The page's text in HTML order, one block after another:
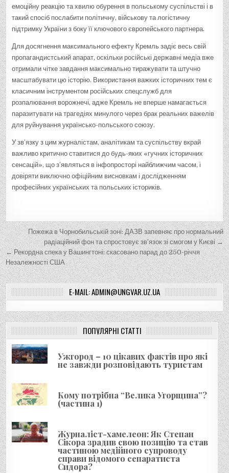
емоційну реакцію та хвилю обурення в польському суспільстві і в
такий спосіб послабити політичну, військову та логістичну
підтримку України з боку її ключового європейського партнера.
Для досягнення максимального ефекту Кремль задіє весь свій
пропагандистський апарат, оскільки російські державні медіа вже
отримали чітке завдання максимально тиражувати та штучно
масштабувати цю історію. Використання важких історичних тем є
класичним інструментом російських спецслужб для
розпалювання ворожнечі, адже Кремль не вперше намагається
паразитувати на трагедіях минулого через брак реальних важелів
для руйнування українсько-польського союзу.
У зв’язку з цим журналістам, аналітикам та суспільству вкрай
важливо критично ставитися до будь-яких «гучних історичних
сенсацій», що з’являться в інфопросторі найближчим часом, і
довіряти виключно офіційним висновкам і дослідженням
професійних українських та польських істориків.
Н
а
в
і
г
а
ц
і
я
з
а
п
и
с
і
в
Пожежа в Чорнобильській зоні: ДАЗВ запевняє про нормальний
радіаційний фон та спростовує зв’язок зі смогом у Києві →
← Рекордна спека у Вашингтоні: скасовано парад до 250-річчя
Незалежності США
E-MAIL: ADMIN@UNGVAR.UZ.UA
ПОПУЛЯРНІ СТАТТІ
Ужгород – 10 цікавих фактів про які
не завжди розповідають туристам
Кому потрібна “Велика Угорщина”?
(частина 1)
Журналіст-хамелеон: Як Степан
Сікора зрадив свою позицію та став
частиною медійного супроводу
справи відомого сепаратиста
Сидора?